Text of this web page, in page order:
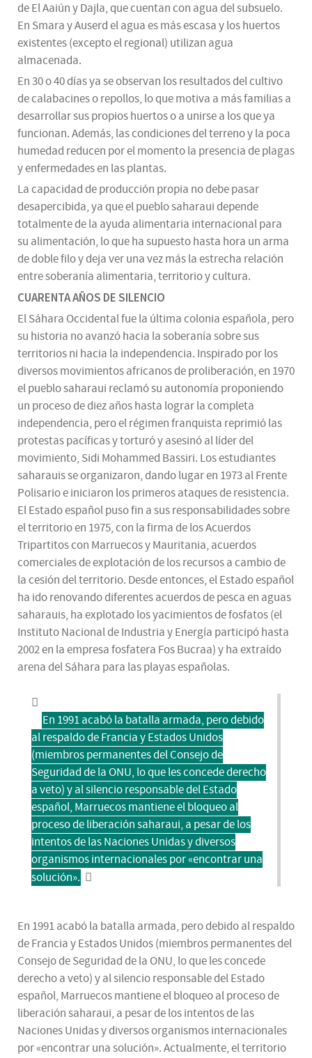
de El Aaiún y Dajla, que cuentan con agua del subsuelo.
En Smara y Auserd el agua es más escasa y los huertos
existentes (excepto el regional) utilizan agua
almacenada.
En 30 o 40 días ya se observan los resultados del cultivo
de calabacines o repollos, lo que motiva a más familias a
desarrollar sus propios huertos o a unirse a los que ya
funcionan. Además, las condiciones del terreno y la poca
humedad reducen por el momento la presencia de plagas
y enfermedades en las plantas.
La capacidad de producción propia no debe pasar
desapercibida, ya que el pueblo saharaui depende
totalmente de la ayuda alimentaria internacional para
su alimentación, lo que ha supuesto hasta hora un arma
de doble filo y deja ver una vez más la estrecha relación
entre soberanía alimentaria, territorio y cultura.
CUARENTA AÑOS DE SILENCIO
El Sáhara Occidental fue la última colonia española, pero
su historia no avanzó hacia la soberanía sobre sus
territorios ni hacia la independencia. Inspirado por los
diversos movimientos africanos de proliberación, en 1970
el pueblo saharaui reclamó su autonomía proponiendo
un proceso de diez años hasta lograr la completa
independencia, pero el régimen franquista reprimió las
protestas pacíficas y torturó y asesinó al líder del
movimiento, Sidi Mohammed Bassiri. Los estudiantes
saharauis se organizaron, dando lugar en 1973 al Frente
Polisario e iniciaron los primeros ataques de resistencia.
El Estado español puso fin a sus responsabilidades sobre
el territorio en 1975, con la firma de los Acuerdos
Tripartitos con Marruecos y Mauritania, acuerdos
comerciales de explotación de los recursos a cambio de
la cesión del territorio. Desde entonces, el Estado español
ha ido renovando diferentes acuerdos de pesca en aguas
saharauis, ha explotado los yacimientos de fosfatos (el
Instituto Nacional de Industria y Energía participó hasta
2002 en la empresa fosfatera Fos Bucraa) y ha extraído
arena del Sáhara para las playas españolas.
En 1991 acabó la batalla armada, pero debido
al respaldo de Francia y Estados Unidos
(miembros permanentes del Consejo de
Seguridad de la ONU, lo que les concede derecho
a veto) y al silencio responsable del Estado
español, Marruecos mantiene el bloqueo al
proceso de liberación saharaui, a pesar de los
intentos de las Naciones Unidas y diversos
organismos internacionales por «encontrar una
solución».
En 1991 acabó la batalla armada, pero debido al respaldo
de Francia y Estados Unidos (miembros permanentes del
Consejo de Seguridad de la ONU, lo que les concede
derecho a veto) y al silencio responsable del Estado
español, Marruecos mantiene el bloqueo al proceso de
liberación saharaui, a pesar de los intentos de las
Naciones Unidas y diversos organismos internacionales
por «encontrar una solución». Actualmente, el territorio